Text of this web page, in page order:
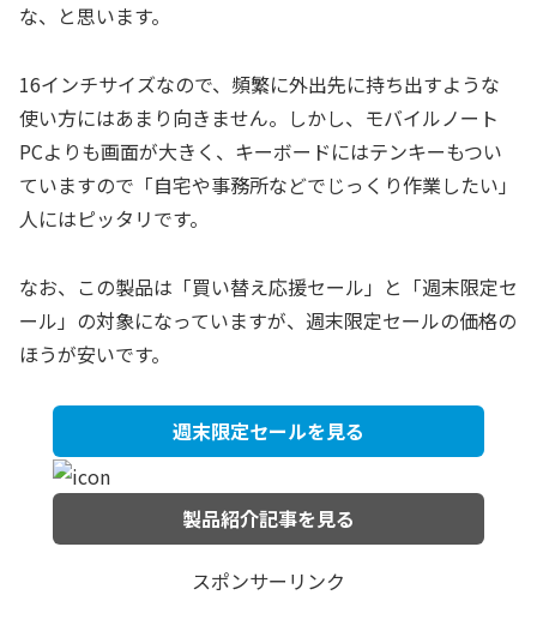
な、と思います。
16インチサイズなので、頻繁に外出先に持ち出すような
使い方にはあまり向きません。しかし、モバイルノート
PCよりも画面が大きく、キーボードにはテンキーもつい
ていますので「自宅や事務所などでじっくり作業したい」
人にはピッタリです。
なお、この製品は「買い替え応援セール」と「週末限定セ
ール」の対象になっていますが、週末限定セールの価格の
ほうが安いです。
週末限定セールを見る
製品紹介記事を見る
スポンサーリンク